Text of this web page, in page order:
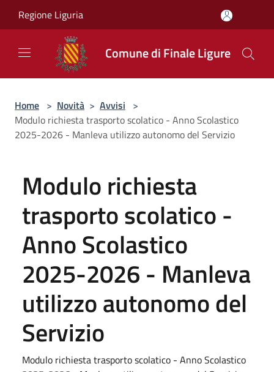
Regione Liguria
Comune di Finale Ligure
Home > Novità > Avvisi >
Modulo richiesta trasporto scolatico - Anno Scolastico
2025-2026 - Manleva utilizzo autonomo del Servizio
Modulo richiesta
trasporto scolatico -
Anno Scolastico
2025-2026 - Manleva
utilizzo autonomo del
Servizio
Modulo richiesta trasporto scolatico - Anno Scolastico